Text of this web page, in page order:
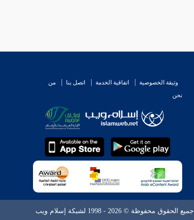
وثيقة الخصوصية اتفاقية الخدمة اتصل بنا
من
نحن
جميع الحقوق محفوظة © 2026 - 1998 لشبكة إسلام ويب